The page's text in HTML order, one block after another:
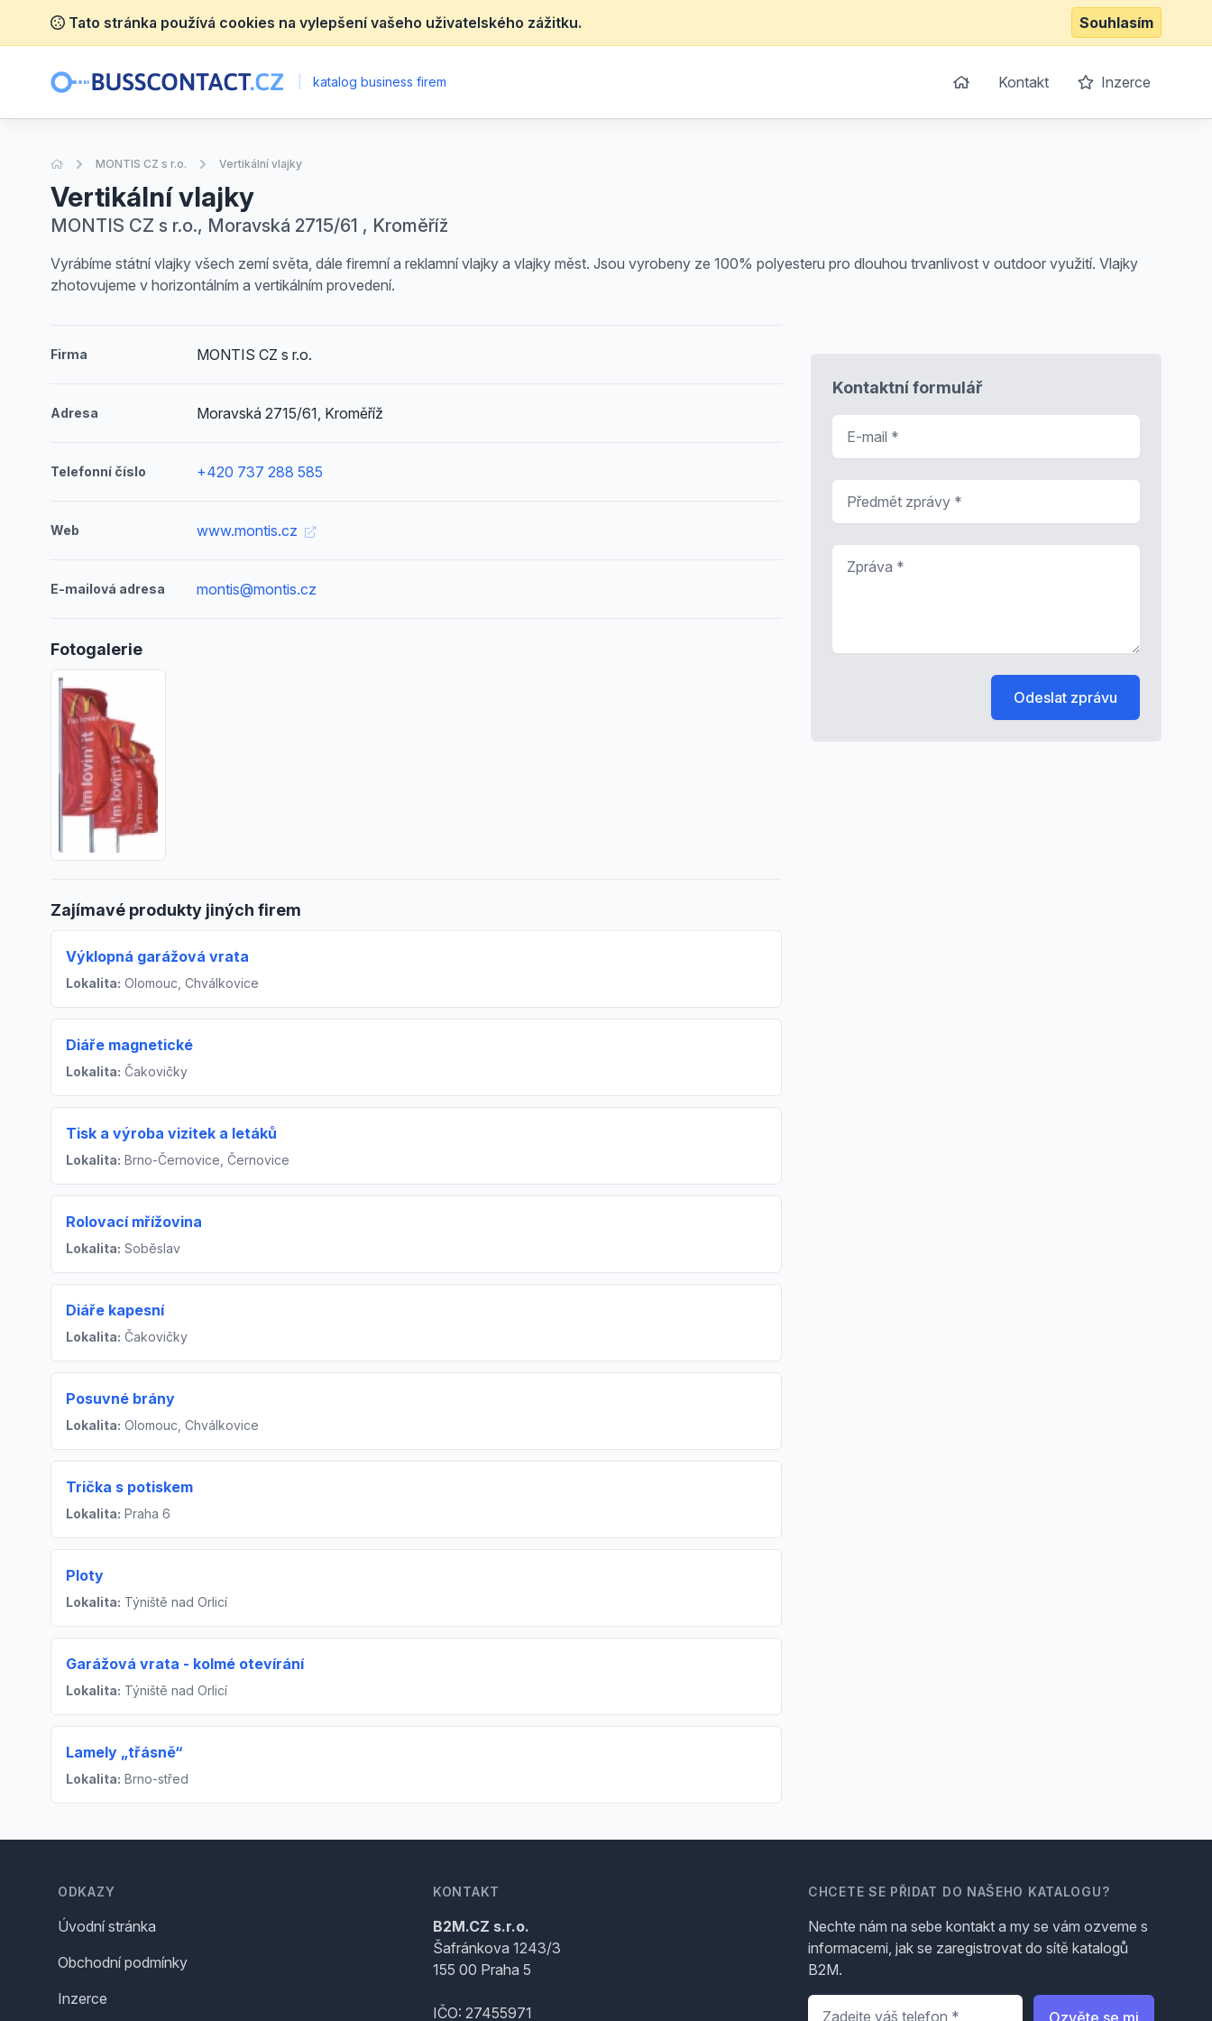
Tato stránka používá cookies na vylepšení vašeho uživatelského zážitku. Souhlasím
katalog business firem Kontakt Inzerce
Úvodní stránka
MONTIS CZ s r.o. Vertikální vlajky
Vertikální vlajky
MONTIS CZ s r.o., Moravská 2715/61 , Kroměříž
Vyrábíme státní vlajky všech zemí světa, dále firemní a reklamní vlajky a vlajky měst. Jsou vyrobeny ze 100% polyesteru pro dlouhou trvanlivost v outdoor využití. Vlajky
zhotovujeme v horizontálním a vertikálním provedení.
Firma MONTIS CZ s r.o.
Adresa Moravská 2715/61, Kroměříž
Telefonní číslo +420 737 288 585
Web www.montis.cz
E-mailová adresa montis@montis.cz
Fotogalerie
Zajímavé produkty jiných firem
Výklopná garážová vrata
Lokalita: Olomouc, Chválkovice
Diáře magnetické
Lokalita: Čakovičky
Tisk a výroba vizitek a letáků
Lokalita: Brno-Černovice, Černovice
Rolovací mřížovina
Lokalita: Soběslav
Diáře kapesní
Lokalita: Čakovičky
Posuvné brány
Lokalita: Olomouc, Chválkovice
Trička s potiskem
Lokalita: Praha 6
Ploty
Lokalita: Týniště nad Orlicí
Garážová vrata - kolmé otevírání
Lokalita: Týniště nad Orlicí
Lamely „třásně“
Lokalita: Brno-střed
Kontaktní formulář
Odeslat zprávu
ODKAZY
Úvodní stránka
Obchodní podmínky
Inzerce
KONTAKT
B2M.CZ s.r.o.
Šafránkova 1243/3
155 00 Praha 5
IČO: 27455971
CHCETE SE PŘIDAT DO NAŠEHO KATALOGU?
Nechte nám na sebe kontakt a my se vám ozveme s
informacemi, jak se zaregistrovat do sítě katalogů
B2M.
Telefon
Ozvěte se mi